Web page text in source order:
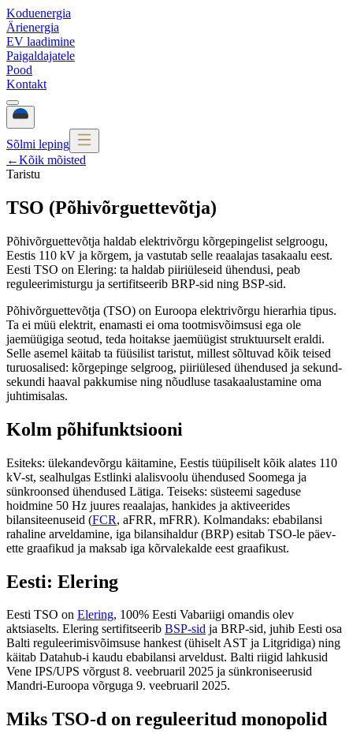
Koduenergia
Ärienergia
EV laadimine
Paigaldajatele
Pood
Kontakt
Sõlmi leping
←Kõik mõisted
Taristu
TSO (Põhivõrguettevõtja)
Põhivõrguettevõtja haldab elektrivõrgu kõrgepingelist selgroogu,
Eestis 110 kV ja kõrgem, ja vastutab selle reaalajas tasakaalu eest.
Eesti TSO on Elering: ta haldab piiriüleseid ühendusi, peab
reguleerimisturgu ja sertifitseerib BRP-sid ning BSP-sid.
Põhivõrguettevõtja (TSO) on Euroopa elektrivõrgu hierarhia tipus.
Ta ei müü elektrit, enamasti ei oma tootmisvõimsusi ega ole
jaemüügiga seotud, teda hoitakse jaemüügist struktuurselt eraldi.
Selle asemel käitab ta füüsilist taristut, millest sõltuvad kõik teised
turuosalised: kõrgepinge selgroog, piiriülesed ühendused ja sekund-
sekundi haaval pakkumise ning nõudluse tasakaalustamine oma
juhtimisalas.
Kolm põhifunktsiooni
Esiteks: ülekandevõrgu käitamine, Eestis tüüpiliselt kõik alates 110
kV-st, sealhulgas Estlinki alalisvoolu ühendused Soomega ja
sünkroonsed ühendused Lätiga. Teiseks: süsteemi sageduse
hoidmine 50 Hz juures reaalajas, hankides ja aktiveerides
bilansiteenuseid (FCR, aFRR, mFRR). Kolmandaks: ebabilansi
rahaline arveldamine, iga bilansihaldur (BRP) esitab TSO-le päev-
ette graafikud ja maksab iga kõrvalekalde eest graafikust.
Eesti: Elering
Eesti TSO on Elering, 100% Eesti Vabariigi omandis olev
aktsiaselts. Elering sertifitseerib BSP-sid ja BRP-sid, juhib Eesti osa
Balti reguleerimisvõimsuse hankest (ühiselt AST ja Litgridiga) ning
käitab Datahub-i kaudu ebabilansi arveldust. Balti riigid lahkusid
Vene IPS/UPS võrgust 8. veebruaril 2025 ja sünkroniseerusid
Mandri-Euroopa võrguga 9. veebruaril 2025.
Miks TSO-d on reguleeritud monopolid